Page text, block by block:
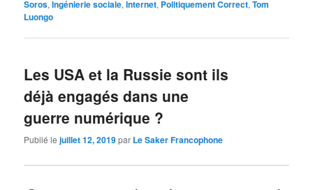
Soros,Ingénierie sociale,Internet, Politiquement Correct,Tom
Luongo
Les USA et la Russie sont ils
déjà engagés dans une
guerre numérique ?
Publié lejuillet 12, 2019par Le Saker Francophone